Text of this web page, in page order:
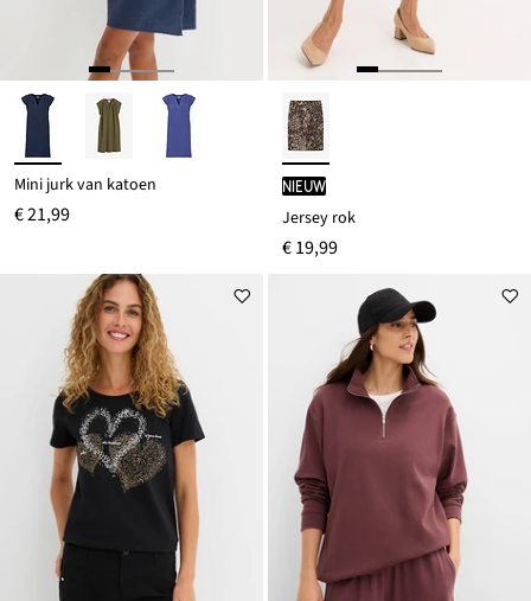
Mini jurk van katoen
€ 21,99
Nieuw
Jersey rok
€ 19,99